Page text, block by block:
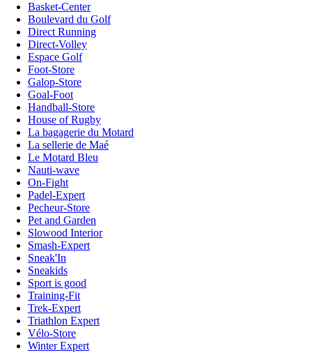
Basket-Center
Boulevard du Golf
Direct Running
Direct-Volley
Espace Golf
Foot-Store
Galop-Store
Goal-Foot
Handball-Store
House of Rugby
La bagagerie du Motard
La sellerie de Maé
Le Motard Bleu
Nauti-wave
On-Fight
Padel-Expert
Pecheur-Store
Pet and Garden
Slowood Interior
Smash-Expert
Sneak'In
Sneakids
Sport is good
Training-Fit
Trek-Expert
Triathlon Expert
Vélo-Store
Winter Expert